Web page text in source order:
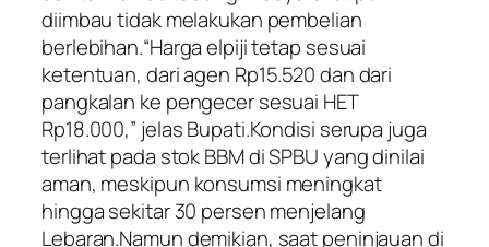
diimbau tidak melakukan pembelian
berlebihan.“Harga elpiji tetap sesuai
ketentuan, dari agen Rp15.520 dan dari
pangkalan ke pengecer sesuai HET
Rp18.000,” jelas Bupati.Kondisi serupa juga
terlihat pada stok BBM di SPBU yang dinilai
aman, meskipun konsumsi meningkat
hingga sekitar 30 persen menjelang
Lebaran.Namun demikian, saat peninjauan di